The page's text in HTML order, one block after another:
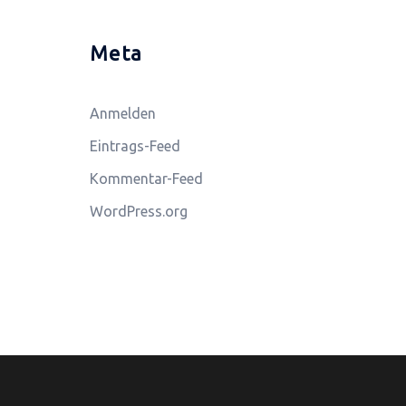
Meta
Anmelden
Eintrags-Feed
Kommentar-Feed
WordPress.org